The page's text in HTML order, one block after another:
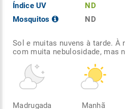
Índice UV
Mosquitos
ND
ND
Sol e muitas nuvens à tarde. À
com muita nebulosidade, mas
Madrugada Manhã